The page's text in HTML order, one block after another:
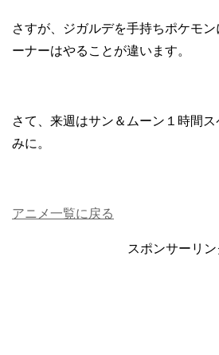
さすが、ジガルデを手持ちポケモ
ーナーはやることが違います。
さて、来週はサン＆ムーン１時間
みに。
アニメ一覧に戻る
スポンサーリン